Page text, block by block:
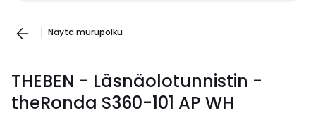
Näytä murupolku
THEBEN - Läsnäolotunnistin -
theRonda S360-101 AP WH